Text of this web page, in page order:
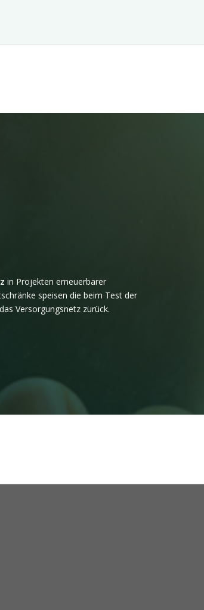
in Projekten erneuerbarer
speisen die beim Test der
Versorgungsnetz zurück.